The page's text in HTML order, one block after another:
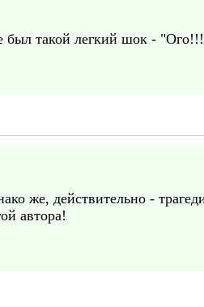
был такой легкий шок -
же, действительно -
автора!